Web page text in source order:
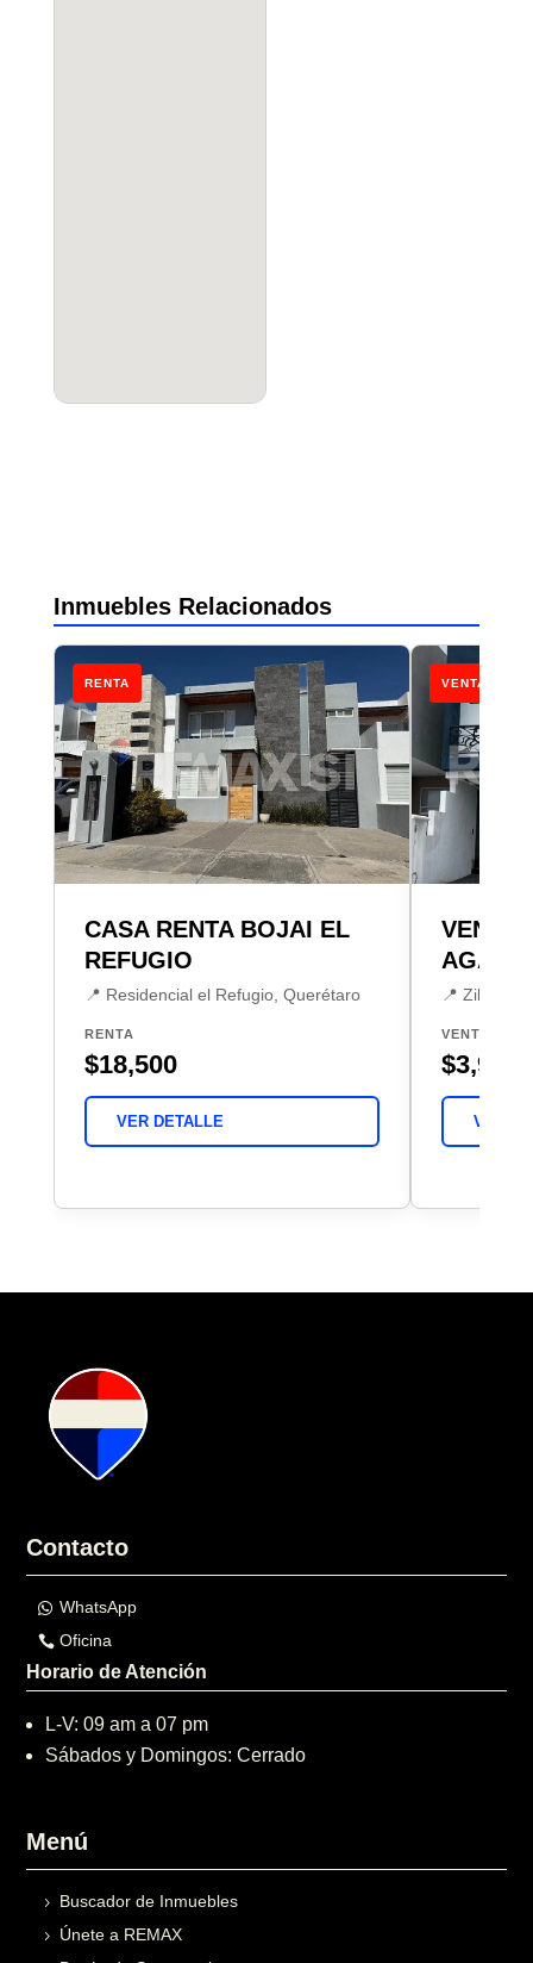
Inmuebles Relacionados
RENTA
CASA RENTA BOJAI EL
REFUGIO
📍 Residencial el Refugio, Querétaro
RENTA
$18,500
VER DETALLE
VENTA
VENTA
📍 Zibatá,
VENTA
VER
Contacto
WhatsApp
Oficina
Horario de Atención
L-V: 09 am a 07 pm
Sábados y Domingos: Cerrado
Menú
Buscador de Inmuebles
Únete a REMAX